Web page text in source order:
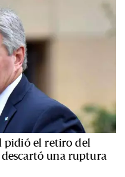
pidió el retiro del
una ruptura